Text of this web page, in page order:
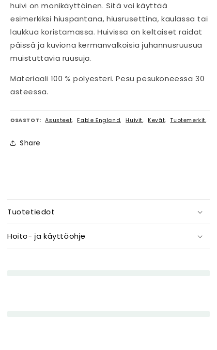
huivi on monikäyttöinen. Sitä voi käyttää
esimerkiksi hiuspantana, hiusrusettina, kaulassa tai
laukkua koristamassa. Huivissa on keltaiset raidat
päissä ja kuviona kermanvalkoisia juhannusruusua
muistuttavia ruusuja.
Materiaali 100 % polyesteri. Pesu pesukoneessa 30
asteessa.
OSASTOT: Asusteet, Fable England, Huivit, Kevät, Tuotemerkit,
Share
e
n
Tuotetiedot
Hoito- ja käyttöohje